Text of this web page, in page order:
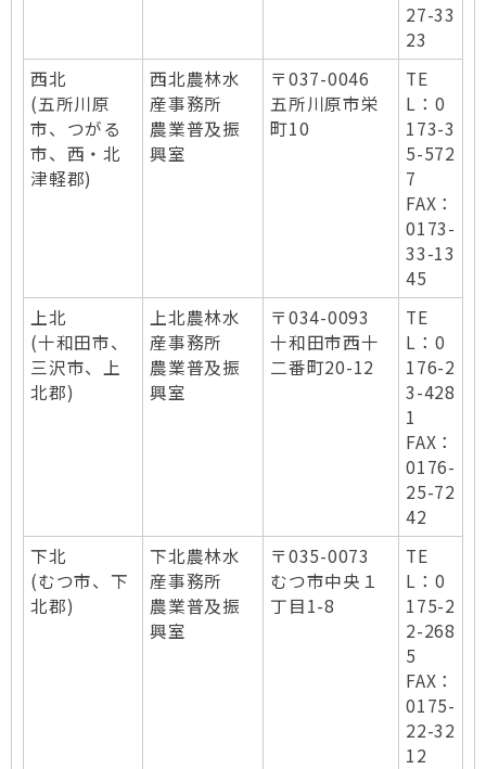
27-33
23
西北
(五所川原
市、つがる
市、西・北
津軽郡)
西北農林水
産事務所
農業普及振
興室
〒037-0046
五所川原市栄
町10
TE
L：0
173-3
5-572
7
FAX：
0173-
33-13
45
上北
(十和田市、
三沢市、上
北郡)
上北農林水
産事務所
農業普及振
興室
〒034-0093
十和田市西十
二番町20-12
TE
L：0
176-2
3-428
1
FAX：
0176-
25-72
42
下北
(むつ市、下
北郡)
下北農林水
産事務所
農業普及振
興室
〒035-0073
むつ市中央１
丁目1-8
TE
L：0
175-2
2-268
5
FAX：
0175-
22-32
12